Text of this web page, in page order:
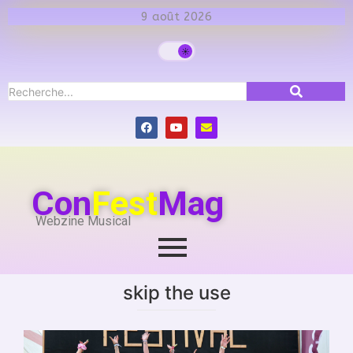
9 août 2026
ConFestMag
Webzine Musical
skip the use